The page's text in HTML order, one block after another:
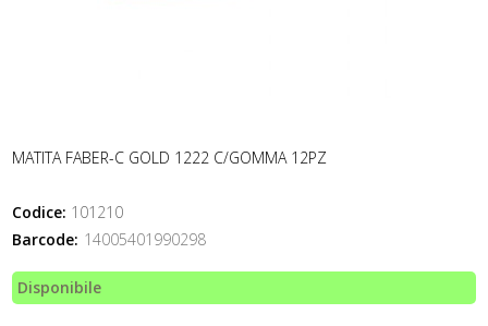
MATITA FABER-C GOLD 1222 C/GOMMA 12PZ
Codice: 101210
Barcode: 14005401990298
Disponibile